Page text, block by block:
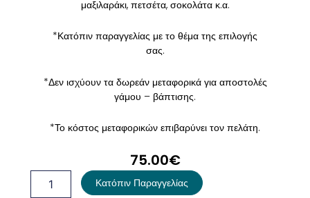
μαξιλαράκι, πετσέτα, σοκολάτα κ.α.
*Κατόπιν παραγγελίας με το θέμα της επιλογής
σας.
*Δεν ισχύουν τα δωρεάν μεταφορικά για αποστολές
γάμου – βάπτισης.
*Το κόστος μεταφορικών επιβαρύνει τον πελάτη.
75.00€
Βάπτισης
Κατόπιν Παραγγελίας